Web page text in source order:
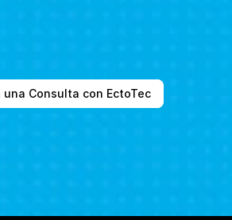
una Consulta con EctoTec